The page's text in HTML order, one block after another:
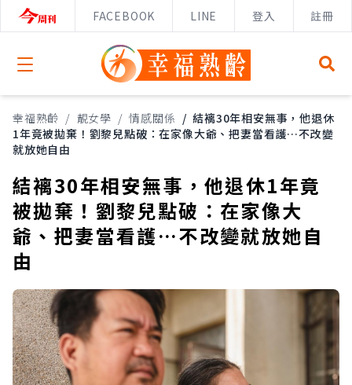
FACEBOOK LINE 登入 註冊
Open menu
幸福熟齡 / 靚女學 / 情感關係 / 結褵30年相安無事，他退休
1年竟被拋棄！劉黎兒點破：在家像大爺、把妻當看護…不改變
就放她自由
結褵30年相安無事，他退休1年竟
被拋棄！劉黎兒點破：在家像大
爺、把妻當看護…不改變就放她自
由